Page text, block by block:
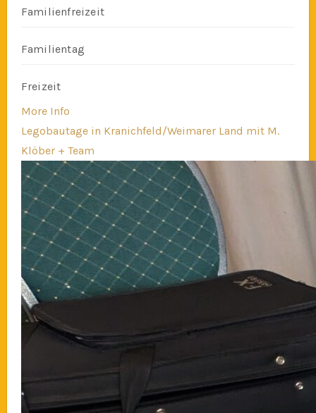
Familienfreizeit
Familientag
Freizeit
More Info
Legobautage in Kranichfeld/Weimarer Land mit M.
Klöber + Team